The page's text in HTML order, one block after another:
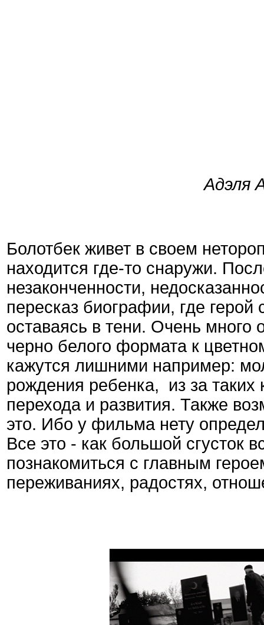
Адэля
Болотбек живет в своем
находится где-то снаружи.
незаконченности,
пересказ биографии, где
оставаясь в тени. Очень много
черно белого формата к
кажутся лишними например:
рождения ребенка, из за
перехода и развития. Также
это. Ибо у фильма нету
Все это - как большой сгусток
познакомиться с главным
переживаниях, радостях,